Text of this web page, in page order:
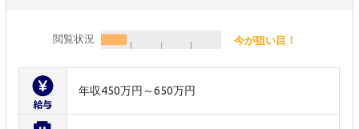
閲覧状況 今が狙い目！
年収450万円～650万円